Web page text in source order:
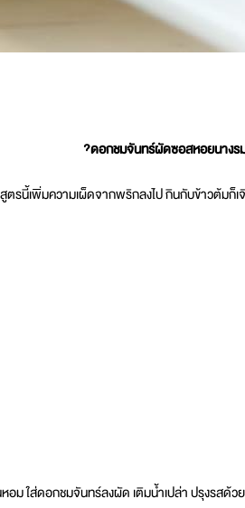
?ดอกชมจันทร์ผัดซอสหอยนางร
ตรนี้เพิ่มความเผ็ดจากพริกลงไป กินกับข้าวต้มก็เ
ม ใส่ดอกชมจันทร์ลงผัด เติมน้ำเปล่า ปรุงรส